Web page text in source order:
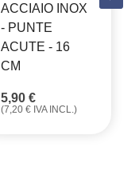
ACCIAIO INOX
- PUNTE
ACUTE - 16
CM
5,90 €
(7,20 € IVA INCL.)